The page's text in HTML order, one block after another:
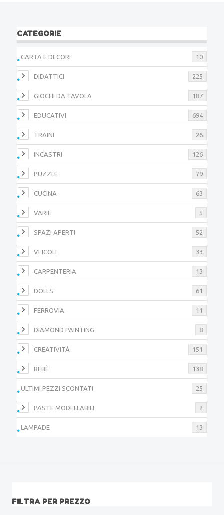
CATEGORIE
CARTA E DECORI 10
DIDATTICI 225
GIOCHI DA TAVOLA 187
EDUCATIVI 694
TRAINI 26
INCASTRI 126
PUZZLE 79
CUCINA 63
VARIE 5
SPAZI APERTI 52
VEICOLI 33
CARPENTERIA 13
DOLLS 61
FERROVIA 11
DIAMOND PAINTING 8
CREATIVITÀ 151
BEBÈ 138
ULTIMI PEZZI SCONTATI 25
PASTE MODELLABILI 2
LAMPADE 13
FILTRA PER PREZZO